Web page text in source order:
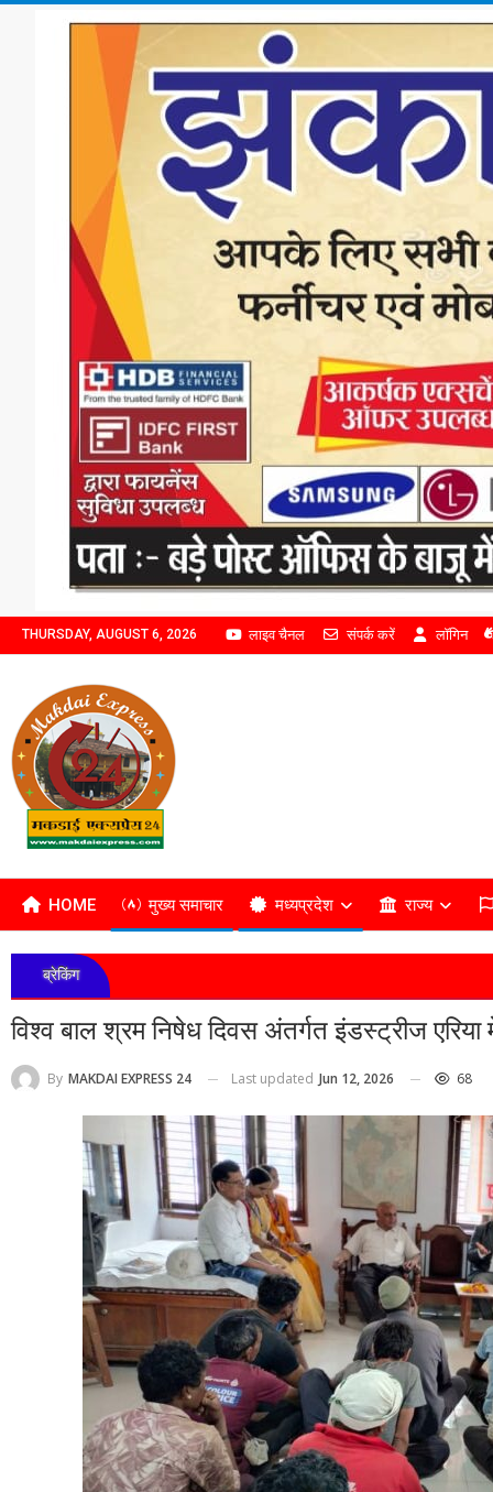
THURSDAY, AUGUST 6, 2026 लाइव चैनल संपर्क करें लॉगिन
HOME मुख्य समाचार मध्यप्रदेश राज्य
ब्रेकिंग
विश्व बाल श्रम निषेध दिवस अंतर्गत इंडस्ट्रीज एरिया
By MAKDAI EXPRESS 24 Last updated Jun 12, 2026 68